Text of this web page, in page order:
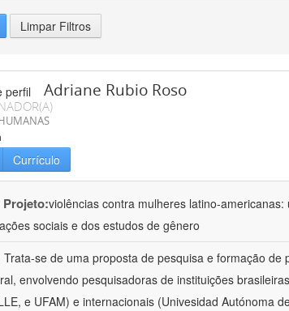
Limpar Filtros
Adriane Rubio Roso
Currículo
violências contra mulheres latino-
sociais e dos estudos de gênero
Trata-se de uma proposta de pesquisa e formação de
envolvendo pesquisadoras de instituições
e UFAM) e internacionais (Univesidad Autónoma